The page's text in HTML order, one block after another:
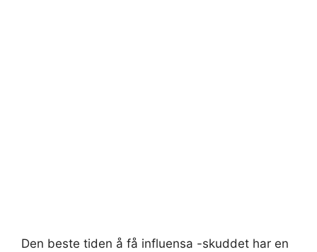
Den beste tiden å få influensa -skuddet har en